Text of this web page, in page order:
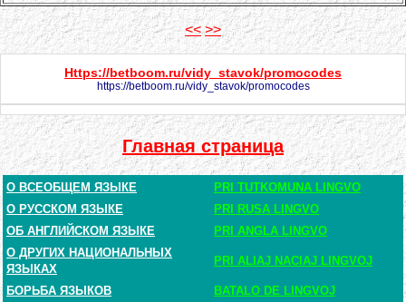
<< >>
Https://betboom.ru/vidy_stavok/promocodes
https://betboom.ru/vidy_stavok/promocodes
Главная страница
О ВСЕОБЩЕМ ЯЗЫКЕ
PRI TUTKOMUNA LINGVO
О РУССКОМ ЯЗЫКЕ
PRI RUSA LINGVO
ОБ АНГЛИЙСКОМ ЯЗЫКЕ
PRI ANGLA LINGVO
О ДРУГИХ НАЦИОНАЛЬНЫХ
ЯЗЫКАХ
PRI ALIAJ NACIAJ LINGVOJ
БОРЬБА ЯЗЫКОВ
BATALO DE LINGVOJ